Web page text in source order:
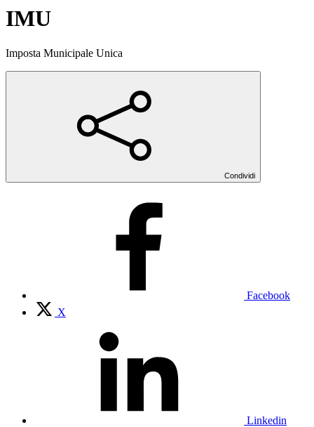
IMU
Imposta Municipale Unica
Condividi
Facebook
X
Linkedin